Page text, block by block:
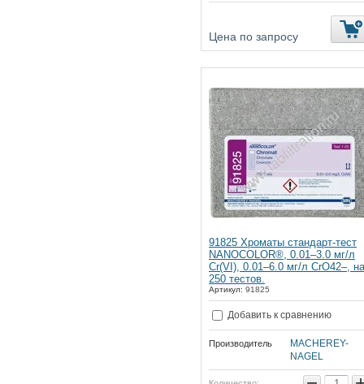
Цена по запросу
91825 Хроматы стандарт-тест
NANOCOLOR®, 0.01–3.0 мг/л
Cr(VI), 0.01–6.0 мг/л CrO42–, на
250 тестов.
Артикул: 91825
Добавить к сравнению
Производитель
MACHEREY-
NAGEL